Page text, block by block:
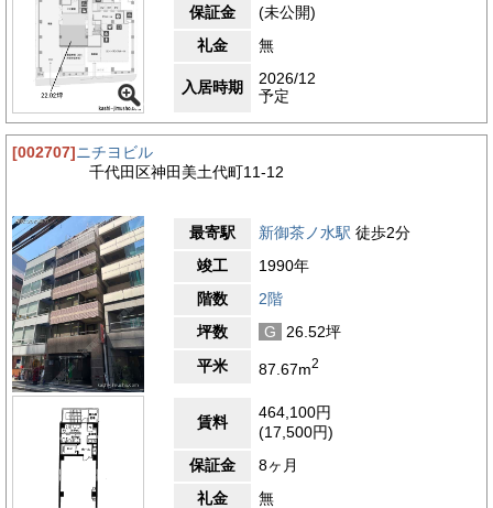
保証金
(未公開)
礼金
無
入居時期
2026/12
予定
[002707]ニチヨビル
千代田区神田美土代町11-12
最寄駅 新御茶ノ水駅 徒歩2分
竣工
1990年
階数
2階
坪数
G
26.52坪
平米
87.67m2
賃料
464,100円
(17,500円)
保証金
8ヶ月
礼金
無